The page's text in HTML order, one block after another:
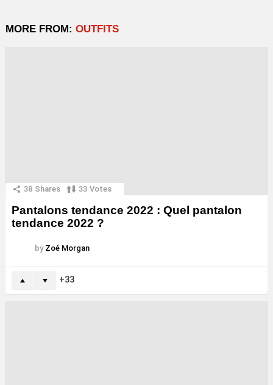
MORE FROM: OUTFITS
38 Shares 33 Votes
Pantalons tendance 2022 : Quel pantalon
tendance 2022 ?
by Zoé Morgan
33